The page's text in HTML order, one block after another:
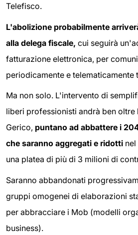
Telefisco.
L'abolizione probabilmente
alla delega fiscale, cui seguirà
fatturazione elettronica, per
periodicamente e telematicamente
Ma non solo. L'intervento di
liberi professionisti andrà ben
Gerico, puntano ad abbattere i
che saranno aggregati e ridotti
una platea di più di 3 milioni di
Saranno abbandonati
gruppi omogenei di elaborazioni
per abbracciare i Mob (modelli
business).